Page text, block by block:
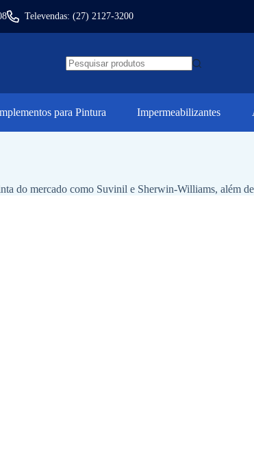
Televendas: (27) 2127-3200
para Pintura Impermeabilizantes
do mercado como Suvinil e Sherwin-Williams, além